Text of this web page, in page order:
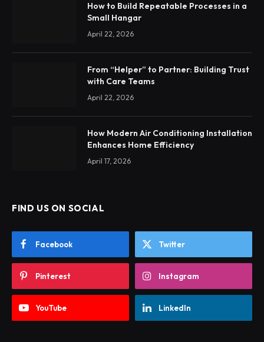
How to Build Repeatable Processes in a
Small Hangar
April 22, 2026
From “Helper” to Partner: Building Trust
with Care Teams
April 22, 2026
How Modern Air Conditioning Installation
Enhances Home Efficiency
April 17, 2026
FIND US ON SOCIAL
Facebook Twitter
Pinterest Instagram
YouTube LinkedIn